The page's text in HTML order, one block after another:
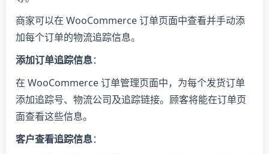
商家可以在 WooCommerce 订单页面中查看并手动添
加每个订单的物流追踪信息。
添加订单追踪信息：
在 WooCommerce 订单管理页面中，为每个发货订单
添加追踪号、物流公司及追踪链接。顾客将能在订单页
面查看这些信息。
客户查看追踪信息：